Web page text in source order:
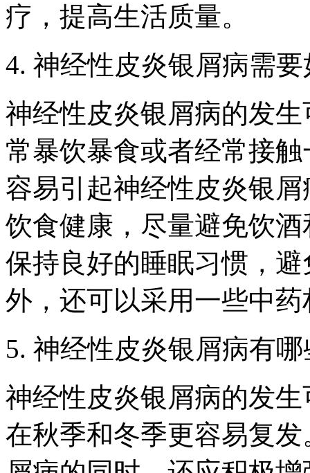
疗，提高生活质量。
4. 神经性皮炎银屑病需
神经性皮炎银屑病的发
常暴饮暴食或者经常接
容易引起神经性皮炎银
饮食健康，尽量避免饮
保持良好的睡眠习惯，
外，还可以采用一些中
5. 神经性皮炎银屑病有
神经性皮炎银屑病的发
在秋季和冬季更容易复